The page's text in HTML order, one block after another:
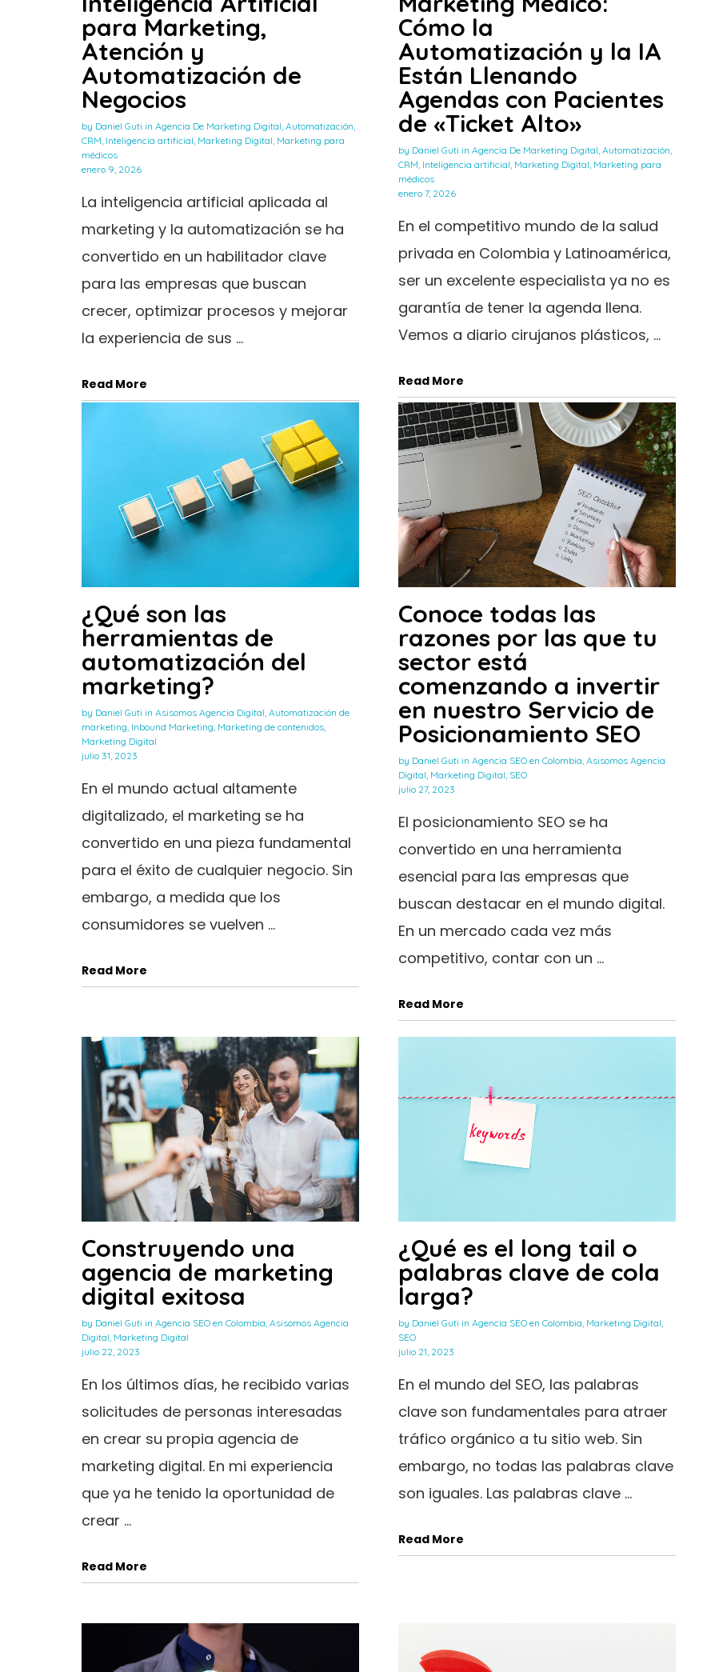
para Marketing,
Atención y
Automatización de
Negocios
by Daniel Guti in Agencia De Marketing Digital, Automatización,
CRM, Inteligencia artificial, Marketing Digital, Marketing para
médicos
enero 9, 2026
La inteligencia artificial aplicada al
marketing y la automatización se ha
convertido en un habilitador clave
para las empresas que buscan
crecer, optimizar procesos y mejorar
la experiencia de sus ...
Read More
Cómo la
Automatización y la IA
Están Llenando
Agendas con Pacientes
de «Ticket Alto»
by Daniel Guti in Agencia De Marketing Digital, Automatización,
CRM, Inteligencia artificial, Marketing Digital, Marketing para
médicos
enero 7, 2026
En el competitivo mundo de la salud
privada en Colombia y Latinoamérica,
ser un excelente especialista ya no es
garantía de tener la agenda llena.
Vemos a diario cirujanos plásticos, ...
Read More
¿Qué son las
herramientas de
automatización del
marketing?
by Daniel Guti in Asisomos Agencia Digital, Automatización de
marketing, Inbound Marketing, Marketing de contenidos,
Marketing Digital
julio 31, 2023
En el mundo actual altamente
digitalizado, el marketing se ha
convertido en una pieza fundamental
para el éxito de cualquier negocio. Sin
embargo, a medida que los
consumidores se vuelven ...
Read More
Conoce todas las
razones por las que tu
sector está
comenzando a invertir
en nuestro Servicio de
Posicionamiento SEO
by Daniel Guti in Agencia SEO en Colombia, Asisomos Agencia
Digital, Marketing Digital, SEO
julio 27, 2023
El posicionamiento SEO se ha
convertido en una herramienta
esencial para las empresas que
buscan destacar en el mundo digital.
En un mercado cada vez más
competitivo, contar con un ...
Read More
Construyendo una
agencia de marketing
digital exitosa
by Daniel Guti in Agencia SEO en Colombia, Asisomos Agencia
Digital, Marketing Digital
julio 22, 2023
En los últimos días, he recibido varias
solicitudes de personas interesadas
en crear su propia agencia de
marketing digital. En mi experiencia
que ya he tenido la oportunidad de
crear ...
Read More
¿Qué es el long tail o
palabras clave de cola
larga?
by Daniel Guti in Agencia SEO en Colombia, Marketing Digital,
SEO
julio 21, 2023
En el mundo del SEO, las palabras
clave son fundamentales para atraer
tráfico orgánico a tu sitio web. Sin
embargo, no todas las palabras clave
son iguales. Las palabras clave ...
Read More